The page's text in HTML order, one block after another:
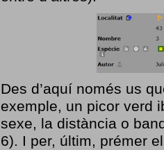
Des d’aquí només us
exemple, un picor verd
sexe, la distància o
6). I per, últim, prémer